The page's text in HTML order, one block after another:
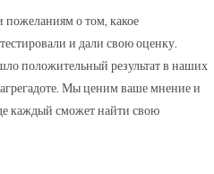
о том, какое
и дали свою оценку.
положительный результат в наших
Мы ценим ваше мнение и
каждый сможет найти свою